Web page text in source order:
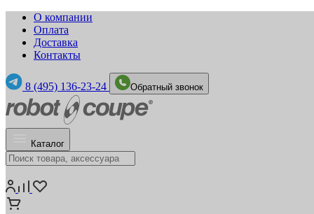
О компании
Оплата
Доставка
Контакты
8 (495) 136-23-24 Обратный звонок
Каталог